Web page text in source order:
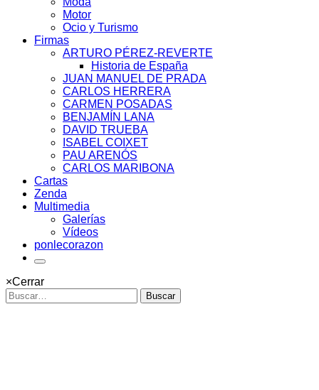
Motor
Ocio y Turismo
Firmas
ARTURO PÉREZ-REVERTE
Historia de España
JUAN MANUEL DE PRADA
CARLOS HERRERA
CARMEN POSADAS
BENJAMÍN LANA
DAVID TRUEBA
ISABEL COIXET
PAU ARENÓS
CARLOS MARIBONA
Cartas
Zenda
Multimedia
Galerías
Vídeos
ponlecorazon
×Cerrar
Buscar